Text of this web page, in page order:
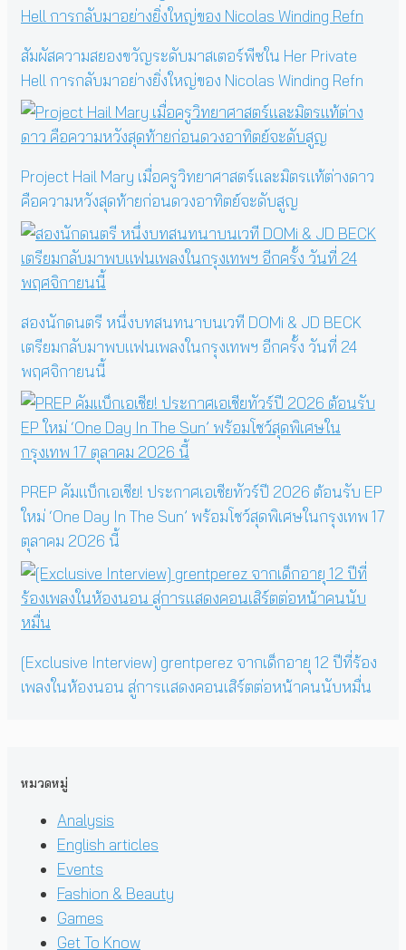
สัมผัสความสยองขวัญระดับมาสเตอร์พีซใน Her Private
Hell การกลับมาอย่างยิ่งใหญ่ของ Nicolas Winding Refn
Project Hail Mary เมื่อครูวิทยาศาสตร์และมิตรแท้ต่างดาว
คือความหวังสุดท้ายก่อนดวงอาทิตย์จะดับสูญ
สองนักดนตรี หนึ่งบทสนทนาบนเวที DOMi & JD BECK
เตรียมกลับมาพบแฟนเพลงในกรุงเทพฯ อีกครั้ง วันที่ 24
พฤศจิกายนนี้
PREP คัมแบ็กเอเชีย! ประกาศเอเชียทัวร์ปี 2026 ต้อนรับ EP
ใหม่ ‘One Day In The Sun’ พร้อมโชว์สุดพิเศษในกรุงเทพ 17
ตุลาคม 2026 นี้
[Exclusive Interview] grentperez จากเด็กอายุ 12 ปีที่ร้อง
เพลงในห้องนอน สู่การแสดงคอนเสิร์ตต่อหน้าคนนับหมื่น
หมวดหมู่
Analysis
English articles
Events
Fashion & Beauty
Games
Get To Know